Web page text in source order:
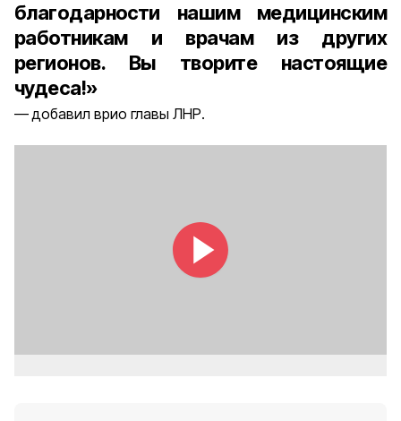
благодарности нашим медицинским
работникам и врачам из других
регионов. Вы творите настоящие
чудеса!»
добавил врио главы ЛНР.